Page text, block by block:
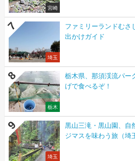
宮崎
埼玉
ファミリーランドむさ
出かけガイド
栃木
栃木県、那須渓流パー
げで食べるぞ！
埼玉
黒山三滝・黒山園、自
ジマスを味わう旅（埼